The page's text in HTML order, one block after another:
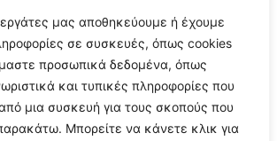
μας αποθηκεύουμε ή έχουμε
σε συσκευές, όπως cookies
προσωπικά δεδομένα, όπως
και τυπικές πληροφορίες που
μια συσκευή για τους σκοπούς που
Μπορείτε να κάνετε κλικ για